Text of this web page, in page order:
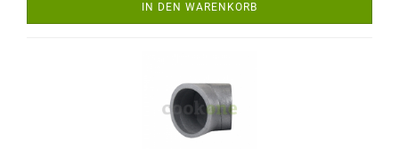
IN DEN WARENKORB